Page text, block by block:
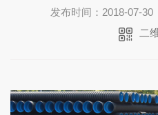
发布时间：2018-07-30
二